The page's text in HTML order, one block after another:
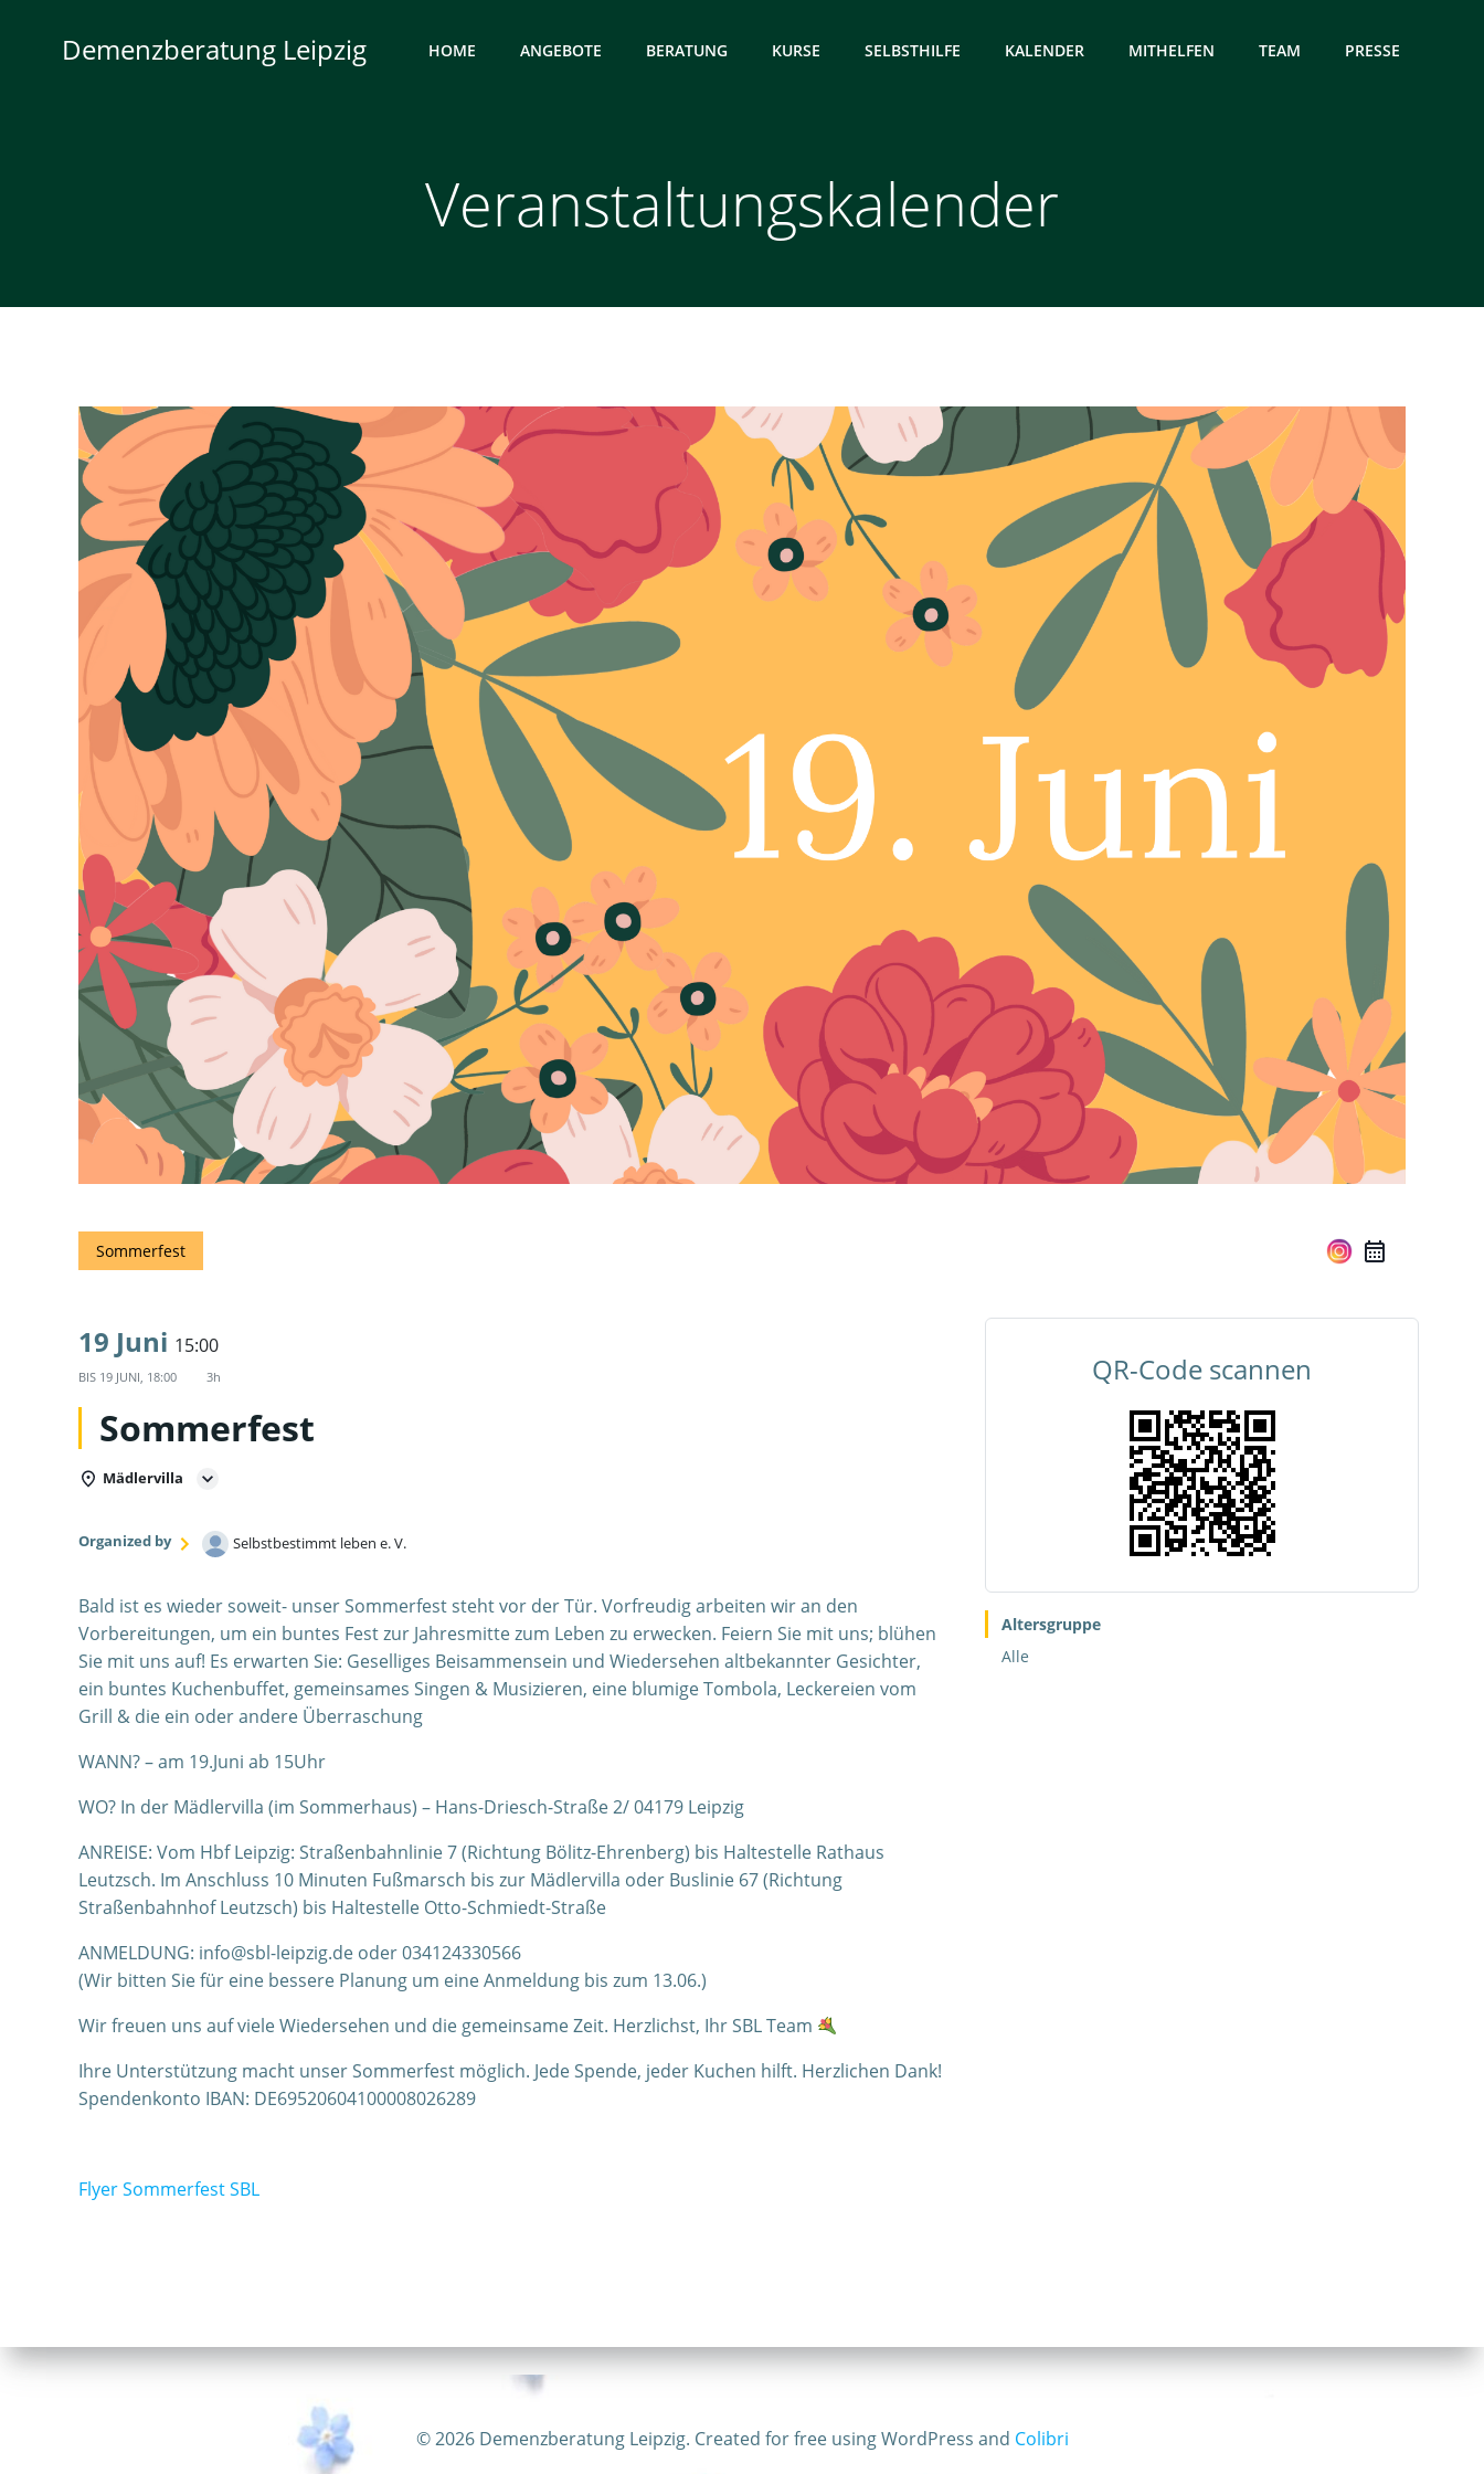
springenDemenzberatung Leipzig HOME ANGEBOTE BERATUNG KURSE SELBSTHILFE KALENDER MITHELFEN TEAM PRESSE
Veranstaltungskalender
Sommerfest
19 Juni 15:00
BIS 19 JUNI, 18:00 3h
Sommerfest
Mädlervilla
Organized by Selbstbestimmt leben e. V.
Bald ist es wieder soweit- unser Sommerfest steht vor der Tür. Vorfreudig arbeiten wir an den
Vorbereitungen, um ein buntes Fest zur Jahresmitte zum Leben zu erwecken. Feiern Sie mit uns; blühen
Sie mit uns auf! Es erwarten Sie: Geselliges Beisammensein und Wiedersehen altbekannter Gesichter,
ein buntes Kuchenbuffet, gemeinsames Singen & Musizieren, eine blumige Tombola, Leckereien vom
Grill & die ein oder andere Überraschung
WANN? – am 19.Juni ab 15Uhr
WO? In der Mädlervilla (im Sommerhaus) – Hans-Driesch-Straße 2/ 04179 Leipzig
ANREISE: Vom Hbf Leipzig: Straßenbahnlinie 7 (Richtung Bölitz-Ehrenberg) bis Haltestelle Rathaus
Leutzsch. Im Anschluss 10 Minuten Fußmarsch bis zur Mädlervilla oder Buslinie 67 (Richtung
Straßenbahnhof Leutzsch) bis Haltestelle Otto-Schmiedt-Straße
ANMELDUNG: info@sbl-leipzig.de oder 034124330566
(Wir bitten Sie für eine bessere Planung um eine Anmeldung bis zum 13.06.)
Wir freuen uns auf viele Wiedersehen und die gemeinsame Zeit. Herzlichst, Ihr SBL Team
Ihre Unterstützung macht unser Sommerfest möglich. Jede Spende, jeder Kuchen hilft. Herzlichen Dank!
Spendenkonto IBAN: DE69520604100008026289
Flyer Sommerfest SBL
QR-Code scannen
Altersgruppe
Alle
© 2026 Demenzberatung Leipzig. Created for free using WordPress and Colibri